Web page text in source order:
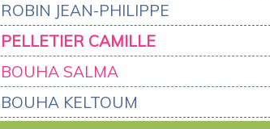
ROBIN JEAN-PHILIPPE
PELLETIER CAMILLE
BOUHA SALMA
BOUHA KELTOUM